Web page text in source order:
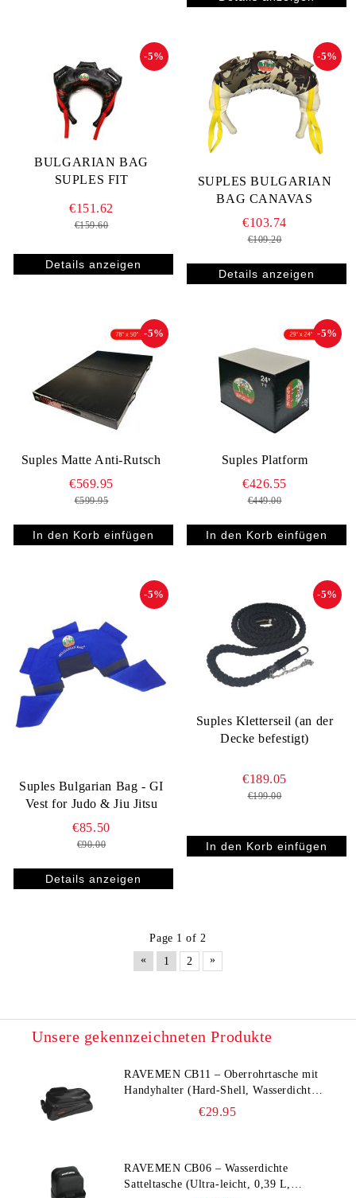
BULGARIAN BAG
SUPLES FIT
-5%
€151.62
€159.60
Details anzeigen
SUPLES BULGARIAN
BAG CANAVAS
-5%
€103.74
€109.20
Details anzeigen
Suples Matte Anti-Rutsch
-5%
€569.95
€599.95
Suples Platform
-5%
€426.55
€449.00
Suples Bulgarian Bag - GI
Vest for Judo & Jiu Jitsu
-5%
€85.50
€90.00
Details anzeigen
Suples Kletterseil (an der
Decke befestigt)
-5%
€189.05
€199.00
Page 1 of 2
«
1 2 »
Unsere gekennzeichneten Produkte
RAVEMEN CB11 – Oberrohrtasche mit
Handyhalter (Hard‑Shell, Wasserdicht,
€29.95
RAVEMEN CB06 – Wasserdichte
Satteltasche (Ultra‑leicht, 0,39 L,